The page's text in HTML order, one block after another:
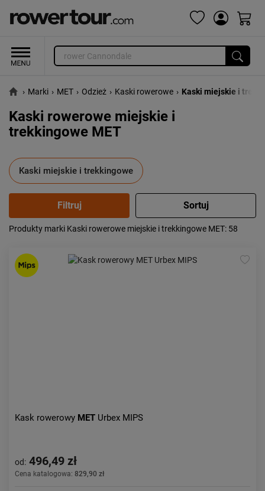
› Marki › MET › Odzież › Kaski rowerowe › Kaski miejskie i
Kaski rowerowe miejskie i
trekkingowe MET
Kaski miejskie i trekkingowe
Popularność:
największa
od najwyższej
Kolejność:
Produkty marki Kaski rowerowe miejskie i trekkingowe MET: 58
Kask rowerowy MET Urbex MIPS
od: 496,49 zł
Cena katalogowa: 829,90 zł